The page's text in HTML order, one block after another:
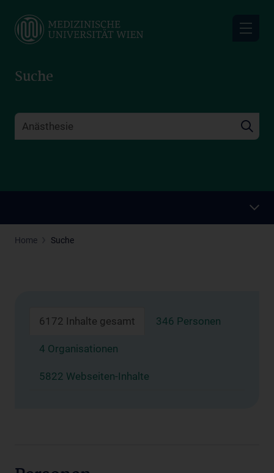
main
Suche
Home Suche
6172 Inhalte gesamt 346 Personen
4 Organisationen
5822 Webseiten-Inhalte